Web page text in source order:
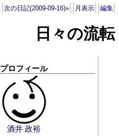
次の日記(2009-09-16)» 月表示 編集
日々の流転
プロフィール
酒井 政裕